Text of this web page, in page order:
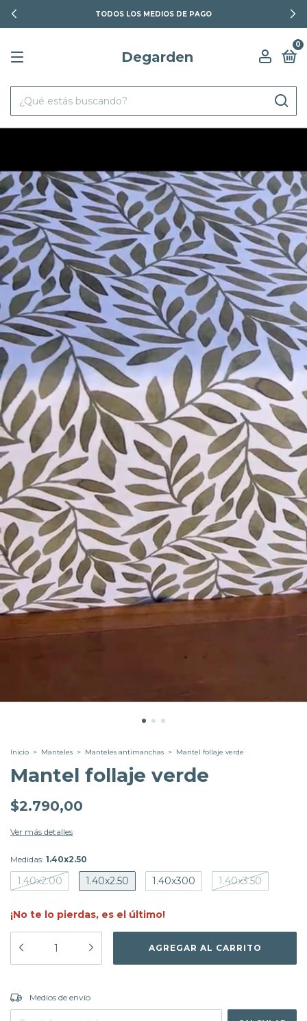
TODOS LOS MEDIOS DE PAGO
Degarden
0
Inicio > Manteles > Manteles antimanchas > Mantel follaje verde
Mantel follaje verde
$2.790,00
Ver más detalles
Medidas: 1.40x2.50
1.40x2.00 1.40x2.50 1.40x300 1.40x3.50
¡No te lo pierdas, es el último!
Entregas para el CP:
Medios de envío